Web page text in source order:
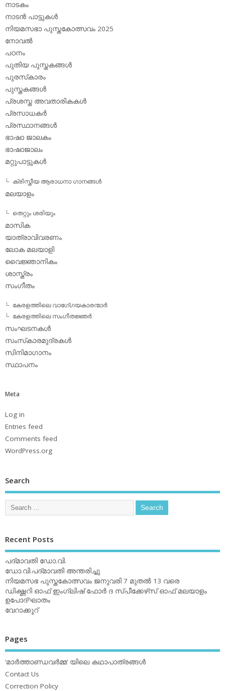
നാടകം
നാടന്‍ പാട്ടുകള്‍
നിയമസഭാ പുസ്തകോത്സവം 2025
നോവല്‍
പഠനം
പുതിയ പുസ്തകങ്ങള്‍
പുരസ്‌കാരം
പുസ്തകങ്ങള്‍
പ്രശസ്ത അവതാരികകള്‍
പ്രസാധകര്‍
പ്രസ്ഥാനങ്ങള്‍
ഭാഷാ ജാലകം
ഭാഷാജാലം
മറ്റുപാട്ടുകള്‍
ക്രിസ്തീയ ആരാധനാ ഗാനങ്ങള്‍
മലയാളം
തെറ്റും ശരിയും
മാസിക
യാത്രാവിവരണം
ലോക മലയാളി
വൈജ്ഞാനികം
ശാസ്ത്രം
സംഗീതം
കേരളത്തിലെ വാഗേ്ഗയകാരന്മാര്‍
കേരളത്തിലെ സംഗീതജ്ഞര്‍
സംഘടനകള്‍
സംസ്‌കാരമുദ്രകള്‍
സിനിമാഗാനം
സ്ഥാപനം
Meta
Log in
Entries feed
Comments feed
WordPress.org
Search
Recent Posts
പദ്മാവതി ഡോ.വി.
ഡോ.വി.പദ്മാവതി അന്തരിച്ചു
നിയമസഭ പുസ്തകോത്സവം ജനുവരി 7 മുതല്‍ 13 വരെ
ഡിക്ഷ്ണറി ഓഫ് ഇംഗ്ലിഷ് ഫോര്‍ ദ സ്പീക്കേഴ്‌സ് ഓഫ് മലയാളം
ഉപോദ്ഘാതം
വേറാക്കൂറ്
Pages
‘മാര്‍ത്താണ്ഡവര്‍മ്മ’ യിലെ കഥാപാത്രങ്ങള്‍
Contact Us
Correction Policy